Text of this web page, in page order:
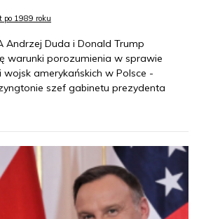
po 1989 roku
Andrzej Duda i Donald Trump
warunki porozumienia w sprawie
amerykańskich w Polsce -
szef gabinetu prezydenta